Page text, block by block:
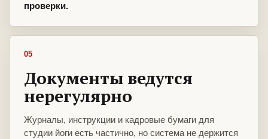
проверки.
05
Документы ведутся
нерегулярно
Журналы, инструкции и кадровые бумаги для
студии йоги есть частично, но система не держится